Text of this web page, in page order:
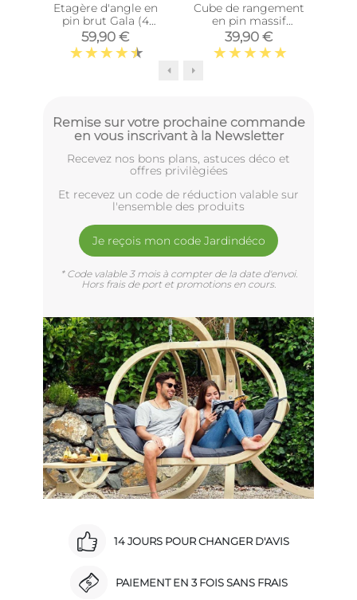
Etagère d'angle en
pin brut Gala (4
tablettes)
59,90 €
Cube de rangement
en pin massif
Dinamic (Tablette
intermédiaire)
39,90 €
Remise sur votre prochaine commande
en vous inscrivant à la Newsletter
Recevez nos bons plans, astuces déco et
offres privilègiées
Et recevez un code de réduction valable sur
l'ensemble des produits
Je reçois mon code Jardindéco
* Code valable 3 mois à compter de la date d'envoi.
Hors frais de port et promotions en cours.
14 JOURS POUR CHANGER D'AVIS
PAIEMENT EN 3 FOIS SANS FRAIS